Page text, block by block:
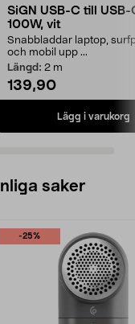
SiGN USB-C till
100W, vit
Snabbladdar laptop,
och mobil upp ...
Längd: 2 m
139,90
Lägg i varukorg
saker
-25%